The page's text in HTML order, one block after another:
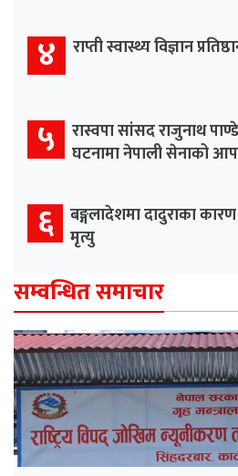
४ राप्ती स्वास्थ्य विज्ञान
५
रास्वपा सांसद राजुनाथ
घटनामा नेपाली सेनाको
६ बङ्गलादेशमा दादुराका
मृत्यु
सम्वन्धित समाचार